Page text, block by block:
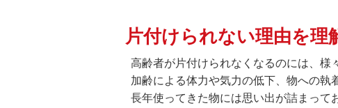
片付けられない理由を理
高齢者が片付けられなくなるのには、様
加齢による体力や気力の低下、物への執
長年使ってきた物には思い出が詰まって